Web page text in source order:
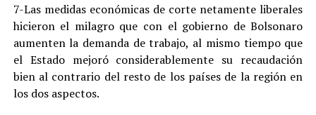
7-Las medidas económicas de corte netamente liberales
hicieron el milagro que con el gobierno de Bolsonaro
aumenten la demanda de trabajo, al mismo tiempo que
el Estado mejoró considerablemente su recaudación
bien al contrario del resto de los países de la región en
los dos aspectos.